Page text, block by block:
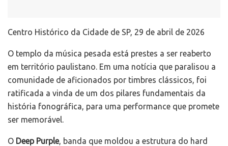
Centro Histórico da Cidade de SP, 29 de abril de 2026
O templo da música pesada está prestes a ser reaberto
em território paulistano. Em uma notícia que paralisou a
comunidade de aficionados por timbres clássicos, foi
ratificada a vinda de um dos pilares fundamentais da
história fonográfica, para uma performance que promete
ser memorável.
O Deep Purple, banda que moldou a estrutura do hard